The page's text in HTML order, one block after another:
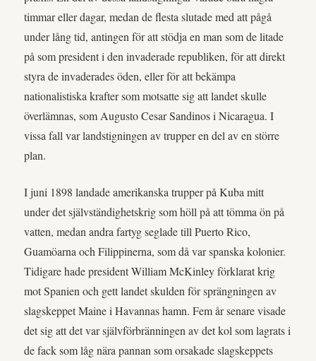
timmar eller dagar, medan de flesta slutade med att pågå
under lång tid, antingen för att stödja en man som de litade
på som president i den invaderade republiken, för att direkt
styra de invaderades öden, eller för att bekämpa
nationalistiska krafter som motsatte sig att landet skulle
överlämnas, som Augusto Cesar Sandinos i Nicaragua. I
vissa fall var landstigningen av trupper en del av en större
plan.
I juni 1898 landade amerikanska trupper på Kuba mitt
under det självständighetskrig som höll på att tömma ön på
vatten, medan andra fartyg seglade till Puerto Rico,
Guamöarna och Filippinerna, som då var spanska kolonier.
Tidigare hade president William McKinley förklarat krig
mot Spanien och gett landet skulden för sprängningen av
slagskeppet Maine i Havannas hamn. Fem år senare visade
det sig att det var självförbränningen av det kol som lagrats i
de fack som låg nära pannan som orsakade slagskeppets